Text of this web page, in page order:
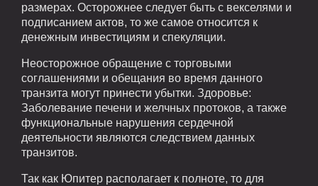
размерах. Осторожнее следует быть с векселями и
подписанием актов, то же самое относится к
денежным инвестициям и спекуляции.
Неосторожное обращение с торговыми
соглашениями и обещания во время данного
транзита могут принести убытки. Здоровье:
Заболевание печени и желчных протоков, а также
функциональные нарушения сердечной
деятельности являются следствием данных
транзитов.
Так как Юпитер располагает к полноте, то для